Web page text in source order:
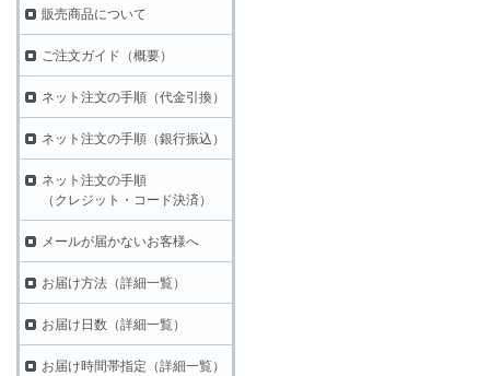
販売商品について
ご注文ガイド（概要）
ネット注文の手順（代金引換）
ネット注文の手順（銀行振込）
ネット注文の手順
（クレジット・コード決済）
メールが届かないお客様へ
お届け方法（詳細一覧）
お届け日数（詳細一覧）
お届け時間帯指定（詳細一覧）